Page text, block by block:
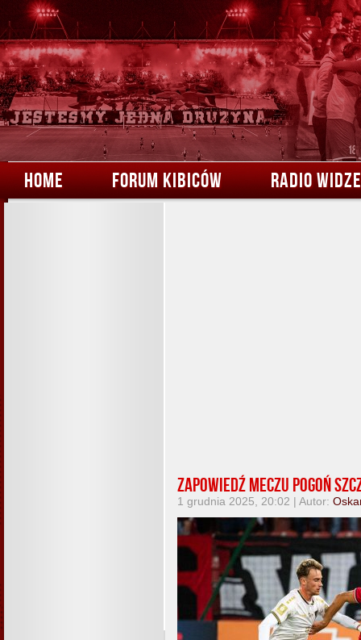
HOME FORUM KIBICÓW RADIO
Zapowiedź meczu Pogoń
1 grudnia 2025, 20:02 | Autor: